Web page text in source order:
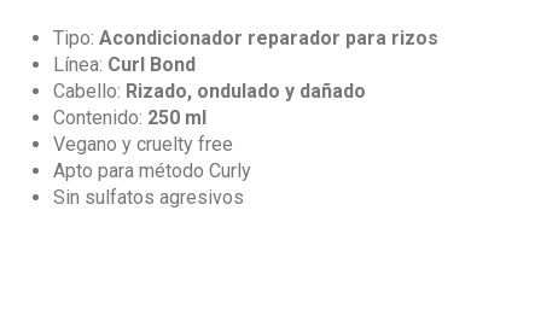
Tipo: Acondicionador reparador para rizos
Línea: Curl Bond
Cabello: Rizado, ondulado y dañado
Contenido: 250 ml
Vegano y cruelty free
Apto para método Curly
Sin sulfatos agresivos